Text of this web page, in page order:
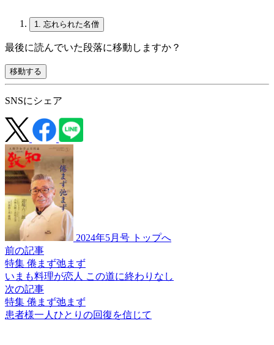
1. 忘れられた名僧
最後に読んでいた段落に移動しますか？
移動する
SNSにシェア
2024年5月号 トップへ
前の記事
特集 倦まず弛まず
いまも料理が恋人 この道に終わりなし
次の記事
特集 倦まず弛まず
患者様一人ひとりの回復を信じて